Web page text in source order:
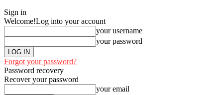
Sign in
Welcome!Log into your account
your username
your password
Forgot your password?
Password recovery
Recover your password
your email